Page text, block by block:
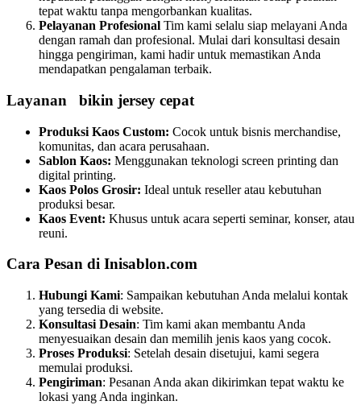
tepat waktu tanpa mengorbankan kualitas.
Pelayanan Profesional Tim kami selalu siap melayani Anda
dengan ramah dan profesional. Mulai dari konsultasi desain
hingga pengiriman, kami hadir untuk memastikan Anda
mendapatkan pengalaman terbaik.
Layanan bikin jersey cepat
Produksi Kaos Custom: Cocok untuk bisnis merchandise,
komunitas, dan acara perusahaan.
Sablon Kaos: Menggunakan teknologi screen printing dan
digital printing.
Kaos Polos Grosir: Ideal untuk reseller atau kebutuhan
produksi besar.
Kaos Event: Khusus untuk acara seperti seminar, konser, atau
reuni.
Cara Pesan di Inisablon.com
Hubungi Kami: Sampaikan kebutuhan Anda melalui kontak
yang tersedia di website.
Konsultasi Desain: Tim kami akan membantu Anda
menyesuaikan desain dan memilih jenis kaos yang cocok.
Proses Produksi: Setelah desain disetujui, kami segera
memulai produksi.
Pengiriman: Pesanan Anda akan dikirimkan tepat waktu ke
lokasi yang Anda inginkan.